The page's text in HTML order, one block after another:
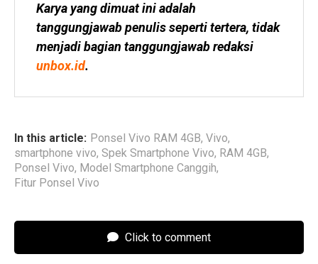
Karya yang dimuat ini adalah
tanggungjawab penulis seperti tertera, tidak
unbox.id.
In this article: Ponsel Vivo RAM 4GB, Vivo,
smartphone vivo, Spek Smartphone Vivo, RAM 4GB,
Ponsel Vivo, Model Smartphone Canggih,
Fitur Ponsel Vivo
Click to comment